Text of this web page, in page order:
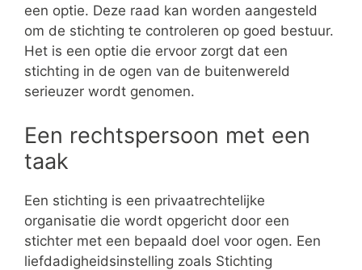
een optie. Deze raad kan worden aangesteld
om de stichting te controleren op goed bestuur.
Het is een optie die ervoor zorgt dat een
stichting in de ogen van de buitenwereld
serieuzer wordt genomen.
Een rechtspersoon met een
taak
Een stichting is een privaatrechtelijke
organisatie die wordt opgericht door een
stichter met een bepaald doel voor ogen. Een
liefdadigheidsinstelling zoals Stichting